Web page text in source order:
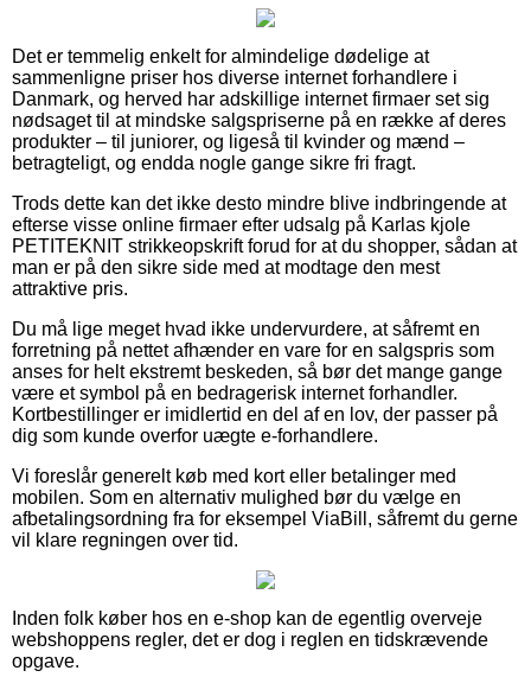
Det er temmelig enkelt for almindelige dødelige at
sammenligne priser hos diverse internet forhandlere i
Danmark, og herved har adskillige internet firmaer set sig
nødsaget til at mindske salgspriserne på en række af deres
produkter – til juniorer, og ligeså til kvinder og mænd –
betragteligt, og endda nogle gange sikre fri fragt.
Trods dette kan det ikke desto mindre blive indbringende at
efterse visse online firmaer efter udsalg på Karlas kjole
PETITEKNIT strikkeopskrift forud for at du shopper, sådan at
man er på den sikre side med at modtage den mest
attraktive pris.
Du må lige meget hvad ikke undervurdere, at såfremt en
forretning på nettet afhænder en vare for en salgspris som
anses for helt ekstremt beskeden, så bør det mange gange
være et symbol på en bedragerisk internet forhandler.
Kortbestillinger er imidlertid en del af en lov, der passer på
dig som kunde overfor uægte e-forhandlere.
Vi foreslår generelt køb med kort eller betalinger med
mobilen. Som en alternativ mulighed bør du vælge en
afbetalingsordning fra for eksempel ViaBill, såfremt du gerne
vil klare regningen over tid.
Inden folk køber hos en e-shop kan de egentlig overveje
webshoppens regler, det er dog i reglen en tidskrævende
opgave.